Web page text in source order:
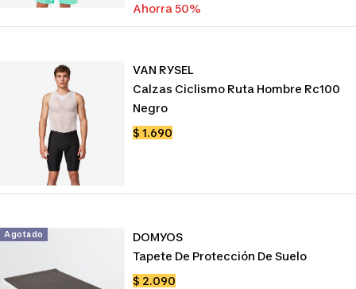
venta
normal
Ahorra 50%
VAN RYSEL
Calzas Ciclismo Ruta Hombre Rc100
Negro
Precio
$ 1.690
Agotado
DOMYOS
Tapete De Protección De Suelo
Precio
$ 2.090